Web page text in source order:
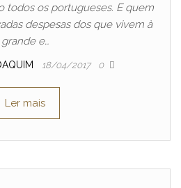
todos os portugueses. E quem
despesas dos que vivem à
grande e…
18/04/2017 0
Ler mais